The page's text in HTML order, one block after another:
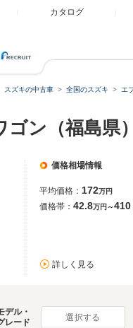
カタログ
スズキの中古車 全国のスズキ エ
ン（福島県
価格相場情報
平均価格： 172万円
価格帯： 42.8万円～410
詳しく見る
デル・
レード
選択する